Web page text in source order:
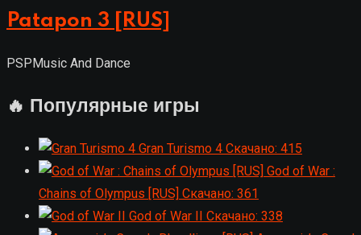
Patapon 3 [RUS]
PSPMusic And Dance
🔥 Популярные игры
Gran Turismo 4 Скачано: 415
God of War :
Chains of Olympus [RUS] Скачано: 361
God of War II
Скачано: 338